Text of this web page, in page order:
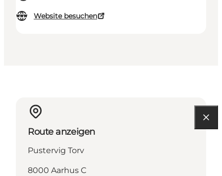
Website besuchen
Route anzeigen
Pustervig Torv
8000 Aarhus C